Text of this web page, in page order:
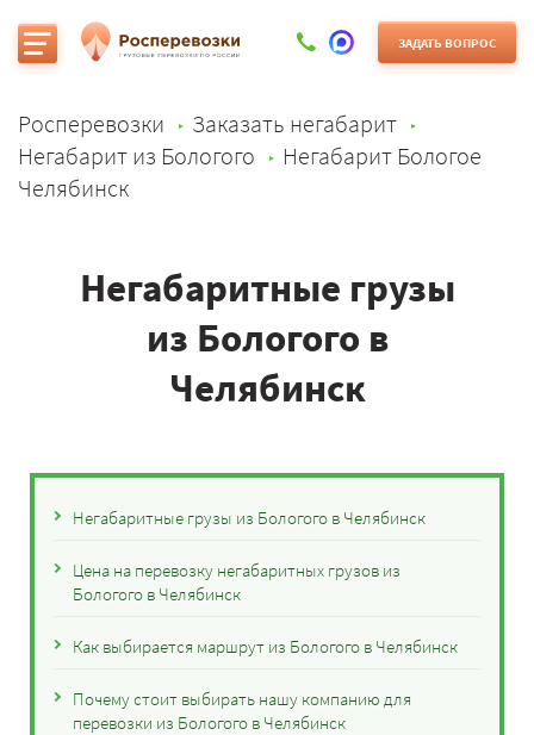
ЗАДАТЬ ВОПРОС
Росперевозки
Заказать негабарит
Негабарит из Бологого
Негабарит Бологое
Челябинск
Негабаритные грузы
из Бологого в
Челябинск
Негабаритные грузы из Бологого в Челябинск
Цена на перевозку негабаритных грузов из
Бологого в Челябинск
Как выбирается маршрут из Бологого в Челябинск
Почему стоит выбирать нашу компанию для
перевозки из Бологого в Челябинск